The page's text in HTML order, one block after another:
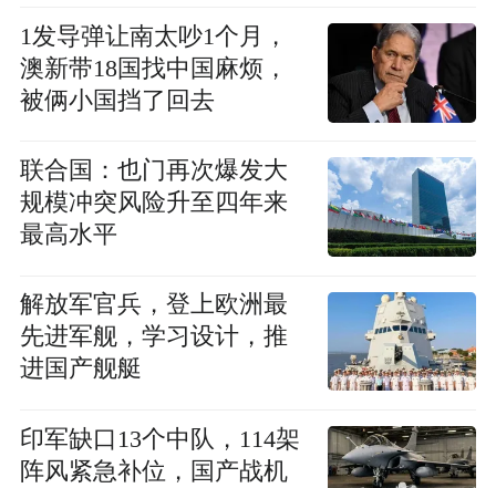
1发导弹让南太吵1个月，
澳新带18国找中国麻烦，
被俩小国挡了回去
联合国：也门再次爆发大
规模冲突风险升至四年来
最高水平
解放军官兵，登上欧洲最
先进军舰，学习设计，推
进国产舰艇
印军缺口13个中队，114架
阵风紧急补位，国产战机